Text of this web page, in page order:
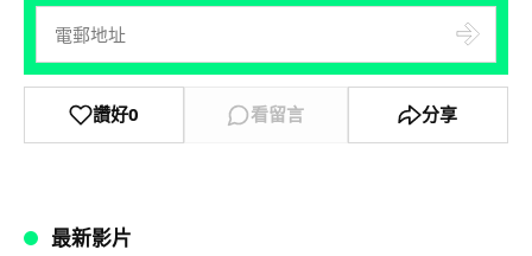
讚好0 看留言 分享
最新影片